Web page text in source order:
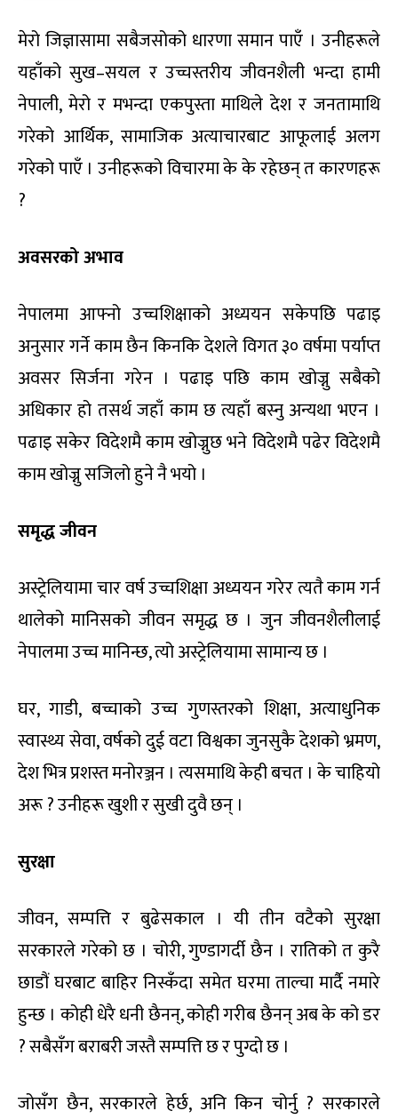
मेरो जिज्ञासामा सबैजसोको धारणा समान पाएँ । उनीहरूले
यहाँको सुख–सयल र उच्चस्तरीय जीवनशैली भन्दा हामी
नेपाली, मेरो र मभन्दा एकपुस्ता माथिले देश र जनतामाथि
गरेको आर्थिक, सामाजिक अत्याचारबाट आफूलाई अलग
गरेको पाएँ । उनीहरूको विचारमा के के रहेछन् त कारणहरू
?
अवसरको अभाव
नेपालमा आफ्नो उच्चशिक्षाको अध्ययन सकेपछि पढाइ
अनुसार गर्ने काम छैन किनकि देशले विगत ३० वर्षमा पर्याप्त
अवसर सिर्जना गरेन । पढाइ पछि काम खोज्नु सबैको
अधिकार हो तसर्थ जहाँ काम छ त्यहाँ बस्नु अन्यथा भएन ।
पढाइ सकेर विदेशमै काम खोज्नुछ भने विदेशमै पढेर विदेशमै
काम खोज्नु सजिलो हुने नै भयो ।
समृद्ध जीवन
अस्ट्रेलियामा चार वर्ष उच्चशिक्षा अध्ययन गरेर त्यतै काम गर्न
थालेको मानिसको जीवन समृद्ध छ । जुन जीवनशैलीलाई
नेपालमा उच्च मानिन्छ, त्यो अस्ट्रेलियामा सामान्य छ ।
घर, गाडी, बच्चाको उच्च गुणस्तरको शिक्षा, अत्याधुनिक
स्वास्थ्य सेवा, वर्षको दुई वटा विश्वका जुनसुकै देशको भ्रमण,
देश भित्र प्रशस्त मनोरञ्जन । त्यसमाथि केही बचत । के चाहियो
अरू ? उनीहरू खुशी र सुखी दुवै छन् ।
सुरक्षा
जीवन, सम्पत्ति र बुढेसकाल । यी तीन वटैको सुरक्षा
सरकारले गरेको छ । चोरी, गुण्डागर्दी छैन । रातिको त कुरै
छाडौं घरबाट बाहिर निस्कँदा समेत घरमा ताल्चा मार्दै नमारे
हुन्छ । कोही धेरै धनी छैनन्, कोही गरीब छैनन् अब के को डर
? सबैसँग बराबरी जस्तै सम्पत्ति छ र पुग्दो छ ।
जोसँग छैन, सरकारले हेर्छ, अनि किन चोर्नु ? सरकारले